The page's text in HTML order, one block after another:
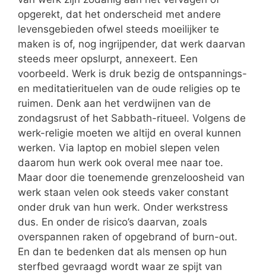
opgerekt, dat het onderscheid met andere
levensgebieden ofwel steeds moeilijker te
maken is of, nog ingrijpender, dat werk daarvan
steeds meer opslurpt, annexeert. Een
voorbeeld. Werk is druk bezig de ontspannings-
en meditatierituelen van de oude religies op te
ruimen. Denk aan het verdwijnen van de
zondagsrust of het Sabbath-ritueel. Volgens de
werk-religie moeten we altijd en overal kunnen
werken. Via laptop en mobiel slepen velen
daarom hun werk ook overal mee naar toe.
Maar door die toenemende grenzeloosheid van
werk staan velen ook steeds vaker constant
onder druk van hun werk. Onder werkstress
dus. En onder de risico’s daarvan, zoals
overspannen raken of opgebrand of burn-out.
En dan te bedenken dat als mensen op hun
sterfbed gevraagd wordt waar ze spijt van